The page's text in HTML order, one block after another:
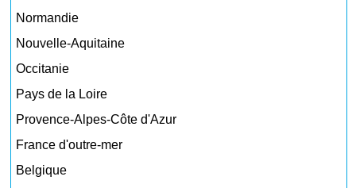
Normandie
Nouvelle-Aquitaine
Occitanie
Pays de la Loire
Provence-Alpes-Côte d'Azur
France d'outre-mer
Belgique